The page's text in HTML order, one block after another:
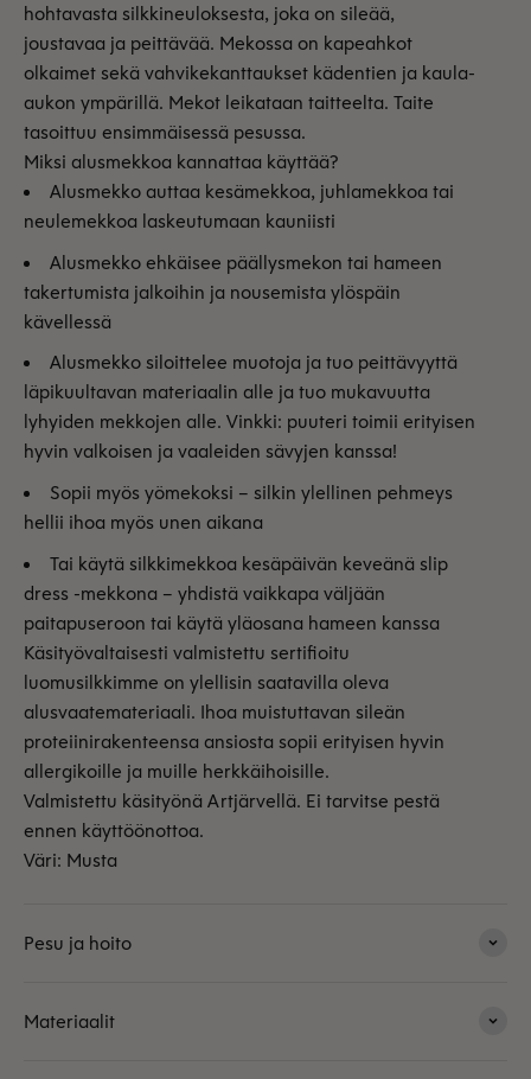
hohtavasta silkkineuloksesta, joka on sileää,
joustavaa ja peittävää. Mekossa on kapeahkot
olkaimet sekä vahvikekanttaukset kädentien ja kaula-
aukon ympärillä. Mekot leikataan taitteelta. Taite
tasoittuu ensimmäisessä pesussa.
Miksi alusmekkoa kannattaa käyttää?
Alusmekko auttaa kesämekkoa, juhlamekkoa tai
neulemekkoa laskeutumaan kauniisti
Alusmekko ehkäisee päällysmekon tai hameen
takertumista jalkoihin ja nousemista ylöspäin
kävellessä
Alusmekko siloittelee muotoja ja tuo peittävyyttä
läpikuultavan materiaalin alle ja tuo mukavuutta
lyhyiden mekkojen alle. Vinkki: puuteri toimii erityisen
hyvin valkoisen ja vaaleiden sävyjen kanssa!
Sopii myös yömekoksi – silkin ylellinen pehmeys
hellii ihoa myös unen aikana
Tai käytä silkkimekkoa kesäpäivän keveänä slip
dress -mekkona – yhdistä vaikkapa väljään
paitapuseroon tai käytä yläosana hameen kanssa
Käsityövaltaisesti valmistettu sertifioitu
luomusilkkimme on ylellisin saatavilla oleva
alusvaatemateriaali. Ihoa muistuttavan sileän
proteiinirakenteensa ansiosta sopii erityisen hyvin
allergikoille ja muille herkkäihoisille.
Valmistettu käsityönä Artjärvellä. Ei tarvitse pestä
ennen käyttöönottoa.
Väri: Musta
Pesu ja hoito
Materiaalit